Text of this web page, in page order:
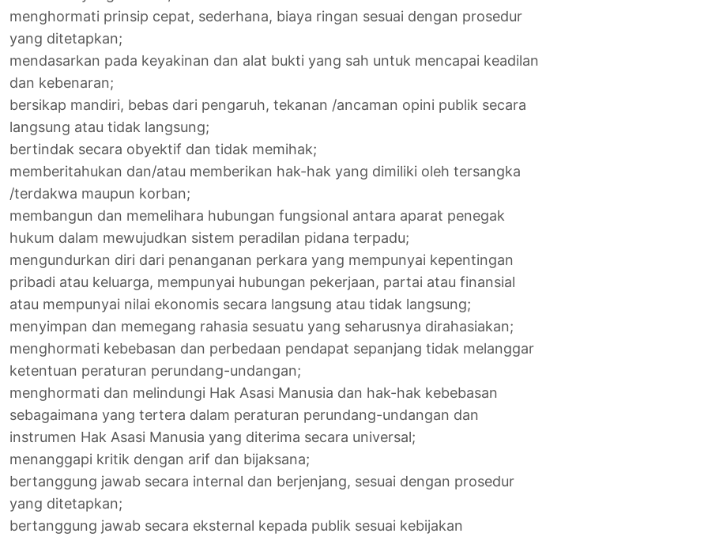
menghormati prinsip cepat, sederhana, biaya ringan sesuai dengan prosedur
yang ditetapkan;
mendasarkan pada keyakinan dan alat bukti yang sah untuk mencapai keadilan
dan kebenaran;
bersikap mandiri, bebas dari pengaruh, tekanan /ancaman opini publik secara
langsung atau tidak langsung;
bertindak secara obyektif dan tidak memihak;
memberitahukan dan/atau memberikan hak-hak yang dimiliki oleh tersangka
/terdakwa maupun korban;
membangun dan memelihara hubungan fungsional antara aparat penegak
hukum dalam mewujudkan sistem peradilan pidana terpadu;
mengundurkan diri dari penanganan perkara yang mempunyai kepentingan
pribadi atau keluarga, mempunyai hubungan pekerjaan, partai atau finansial
atau mempunyai nilai ekonomis secara langsung atau tidak langsung;
menyimpan dan memegang rahasia sesuatu yang seharusnya dirahasiakan;
menghormati kebebasan dan perbedaan pendapat sepanjang tidak melanggar
ketentuan peraturan perundang-undangan;
menghormati dan melindungi Hak Asasi Manusia dan hak-hak kebebasan
sebagaimana yang tertera dalam peraturan perundang-undangan dan
instrumen Hak Asasi Manusia yang diterima secara universal;
menanggapi kritik dengan arif dan bijaksana;
bertanggung jawab secara internal dan berjenjang, sesuai dengan prosedur
yang ditetapkan;
bertanggung jawab secara eksternal kepada publik sesuai kebijakan